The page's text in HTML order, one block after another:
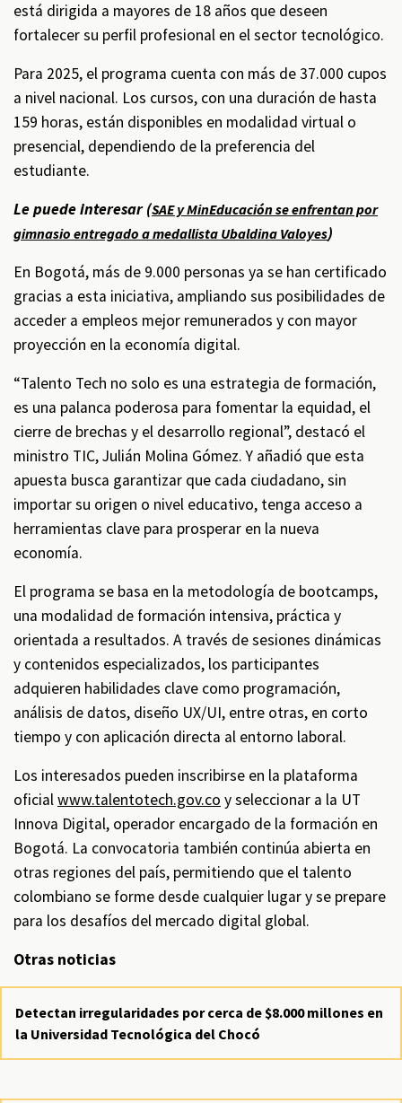
está dirigida a mayores de 18 años que deseen
fortalecer su perfil profesional en el sector tecnológico.
Para 2025, el programa cuenta con más de 37.000 cupos
a nivel nacional. Los cursos, con una duración de hasta
159 horas, están disponibles en modalidad virtual o
presencial, dependiendo de la preferencia del
estudiante.
Le puede interesar (SAE y MinEducación se enfrentan por
gimnasio entregado a medallista Ubaldina Valoyes)
En Bogotá, más de 9.000 personas ya se han certificado
gracias a esta iniciativa, ampliando sus posibilidades de
acceder a empleos mejor remunerados y con mayor
proyección en la economía digital.
“Talento Tech no solo es una estrategia de formación,
es una palanca poderosa para fomentar la equidad, el
cierre de brechas y el desarrollo regional”, destacó el
ministro TIC, Julián Molina Gómez. Y añadió que esta
apuesta busca garantizar que cada ciudadano, sin
importar su origen o nivel educativo, tenga acceso a
herramientas clave para prosperar en la nueva
economía.
El programa se basa en la metodología de bootcamps,
una modalidad de formación intensiva, práctica y
orientada a resultados. A través de sesiones dinámicas
y contenidos especializados, los participantes
adquieren habilidades clave como programación,
análisis de datos, diseño UX/UI, entre otras, en corto
tiempo y con aplicación directa al entorno laboral.
Los interesados pueden inscribirse en la plataforma
oficialwww.talentotech.gov.co y seleccionar a la UT
Innova Digital, operador encargado de la formación en
Bogotá. La convocatoria también continúa abierta en
otras regiones del país, permitiendo que el talento
colombiano se forme desde cualquier lugar y se prepare
para los desafíos del mercado digital global.
Otras noticias
Detectan irregularidades por cerca de $8.000 millones en
la Universidad Tecnológica del Chocó